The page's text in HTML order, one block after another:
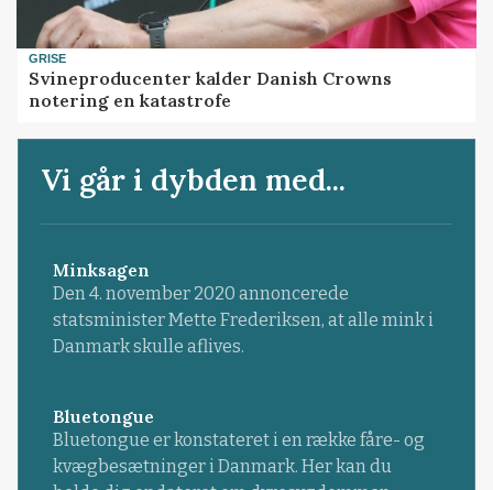
GRISE
Svineproducenter kalder Danish Crowns
notering en katastrofe
Vi går i dybden med...
Minksagen
Den 4. november 2020 annoncerede
statsminister Mette Frederiksen, at alle mink i
Danmark skulle aflives.
Bluetongue
Bluetongue er konstateret i en række fåre- og
kvægbesætninger i Danmark. Her kan du